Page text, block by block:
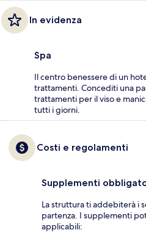
In evidenza
Spa
Il centro benessere di un
trattamenti. Concediti una
trattamenti per il viso e
tutti i giorni.
Costi e regolamenti
Supplementi
La struttura ti addebiterà i
partenza. I supplementi
applicabili: